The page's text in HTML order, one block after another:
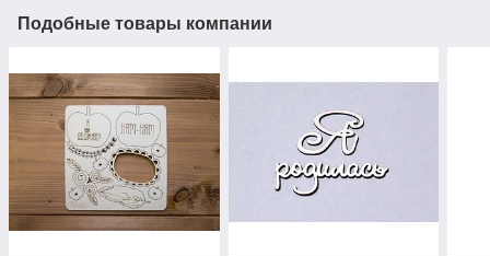
Подобные товары компании